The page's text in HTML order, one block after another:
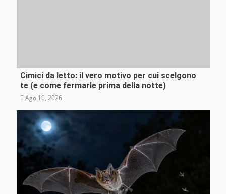
Curiosità
Cimici da letto: il vero motivo per cui scelgono
te (e come fermarle prima della notte)
Ago 10, 2026